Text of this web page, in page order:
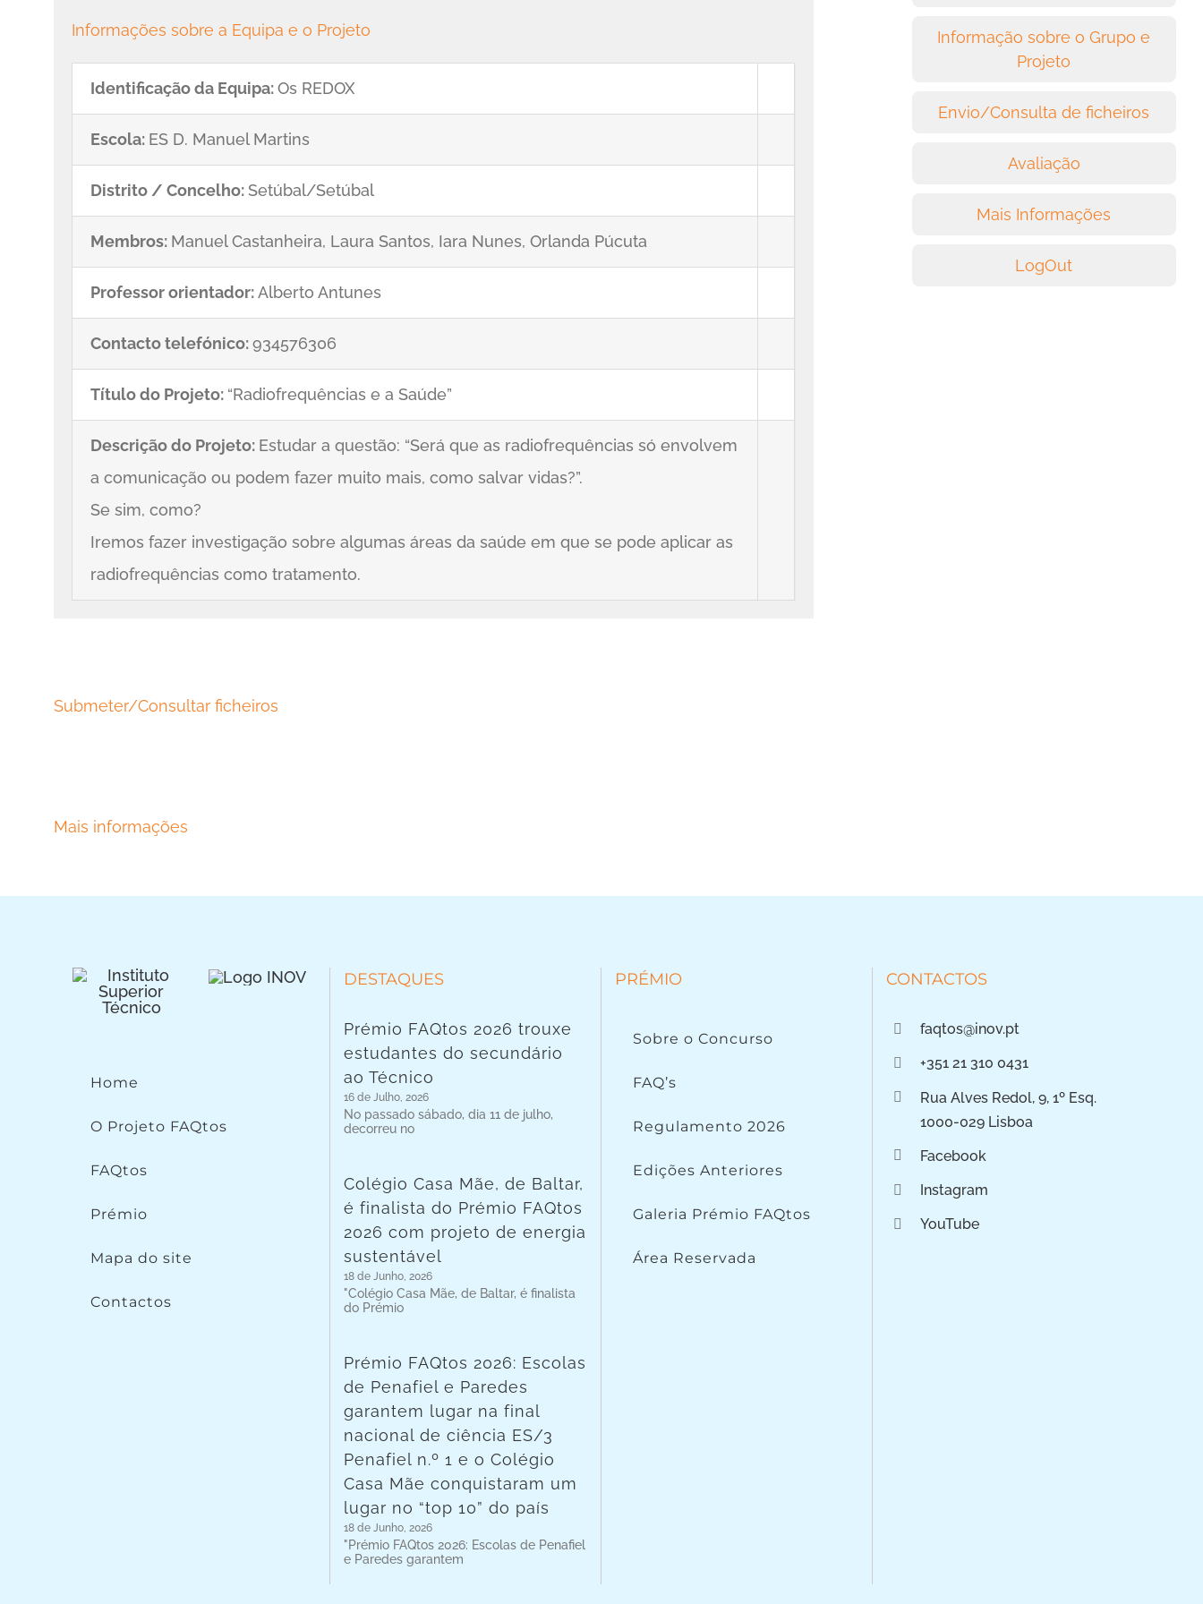
Informações sobre a Equipa e o Projeto
Identificação da Equipa:Os REDOX
Escola: ES D. Manuel Martins
Distrito / Concelho: Setúbal/Setúbal
Membros: Manuel Castanheira, Laura Santos, Iara Nunes, Orlanda Púcuta
Professor orientador:Alberto Antunes
Contacto telefónico:934576306
Título do Projeto: “Radiofrequências e a Saúde”
Descrição do Projeto: Estudar a questão: “Será que as radiofrequências só envolvem
a comunicação ou podem fazer muito mais, como salvar vidas?”.
Se sim, como?
Iremos fazer investigação sobre algumas áreas da saúde em que se pode aplicar as
radiofrequências como tratamento.
Submeter/Consultar ficheiros
Mais informações
Informação sobre o Grupo e
Projeto
Envio/Consulta de ficheiros
Avaliação
Mais Informações
LogOut
Home
O Projeto FAQtos
FAQtos
Prémio
Mapa do site
Contactos
DESTAQUES
Prémio FAQtos 2026 trouxe
estudantes do secundário
ao Técnico
16 de Julho, 2026
No passado sábado, dia 11 de julho,
decorreu no
Colégio Casa Mãe, de Baltar,
é finalista do Prémio FAQtos
2026 com projeto de energia
sustentável
18 de Junho, 2026
"Colégio Casa Mãe, de Baltar, é finalista
do Prémio
Prémio FAQtos 2026: Escolas
de Penafiel e Paredes
garantem lugar na final
nacional de ciência ES/3
Penafiel n.º 1 e o Colégio
Casa Mãe conquistaram um
lugar no “top 10” do país
18 de Junho, 2026
"Prémio FAQtos 2026: Escolas de Penafiel
e Paredes garantem
PRÉMIO
Sobre o Concurso
FAQ’s
Regulamento 2026
Edições Anteriores
Galeria Prémio FAQtos
Área Reservada
CONTACTOS
faqtos@inov.pt
+351 21 310 0431
Rua Alves Redol, 9, 1º Esq.
1000-029 Lisboa
Facebook
Instagram
YouTube